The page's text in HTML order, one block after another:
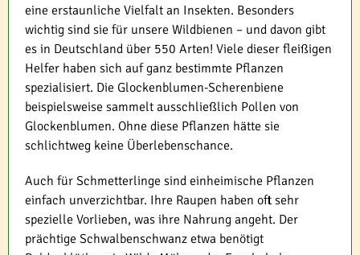
eine erstaunliche Vielfalt an Insekten. Besonders
wichtig sind sie für unsere Wildbienen – und davon gibt
es in Deutschland über 550 Arten! Viele dieser fleißigen
Helfer haben sich auf ganz bestimmte Pflanzen
spezialisiert. Die Glockenblumen-Scherenbiene
beispielsweise sammelt ausschließlich Pollen von
Glockenblumen. Ohne diese Pflanzen hätte sie
schlichtweg keine Überlebenschance.
Auch für Schmetterlinge sind einheimische Pflanzen
einfach unverzichtbar. Ihre Raupen haben oft sehr
spezielle Vorlieben, was ihre Nahrung angeht. Der
prächtige Schwalbenschwanz etwa benötigt